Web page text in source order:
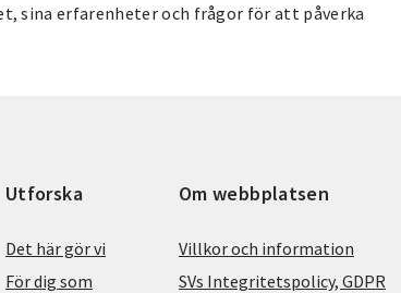
sina erfarenheter och frågor för att påverka
Utforska
Det här gör vi
För dig som
Om webbplatsen
Villkor och information
SVs Integritetspolicy, GDPR